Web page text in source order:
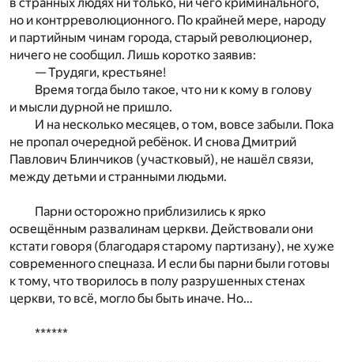
но и контрреволюционного. По крайней мере, народу
и партийным чинам города, старый революционер,
ничего не сообщил. Лишь коротко заявив:
— Трудяги, крестьяне!
Время тогда было такое, что ни к кому в голову
и мысли дурной не пришло.
И на несколько месяцев, о том, вовсе забыли. Пока
не пропал очередной ребёнок. И снова Дмитрий
Павлович Блинчиков (участковый), не нашёл связи,
между детьми и странными людьми.
Парни осторожно приблизились к ярко
освещённым развалинам церкви. Действовали они
кстати говоря (благодаря старому партизану), не хуже
современного спецназа. И если бы парни были готовы
к тому, что творилось в полу разрушенных стенах
церкви, то всё, могло бы быть иначе. Но…
******